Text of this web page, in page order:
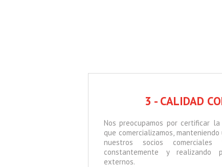
3 - CALIDAD
Nos preocupamos por certificar
que comercializamos,
nuestros socios
constantemente y realizando
externos.